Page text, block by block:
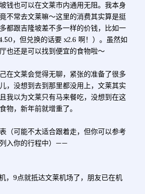
钱也可以在文莱市内通用无阻。我本身
不常去文莱嘛～这里的消费其实算是挺
都跟吉隆坡差不多一样的价钱，比如一
，但兑换的话要 x2.6 啊！）。虽然如
也还是可以找到便宜的食物啦～
在文莱会觉得无聊，紧张的准备了很多
，没想到去到那里都没用上，文莱其实
我以为文莱只有马来餐吃，没想到在这
物，新年前就增重了。
（可能不太适合跟着走，但你可以参考
入你的行程中）——
，9点就抵达文莱机场了，朋友已在机